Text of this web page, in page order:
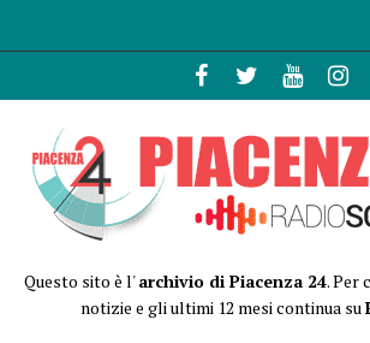
Questo sito è l'archivio di Piacenza 24. Per
notizie e gli ultimi 12 mesi continua su